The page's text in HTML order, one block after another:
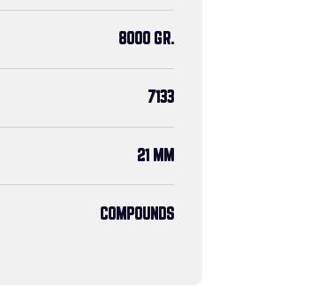
8000 GR.
7133
21 MM
COMPOUNDS